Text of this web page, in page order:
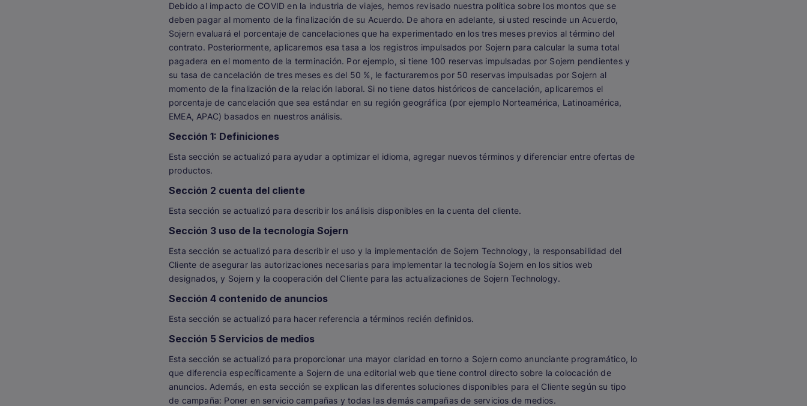
Debido al impacto de COVID en la industria de viajes, hemos revisado nuestra política sobre los montos que se
deben pagar al momento de la finalización de su Acuerdo. De ahora en adelante, si usted rescinde un Acuerdo,
Sojern evaluará el porcentaje de cancelaciones que ha experimentado en los tres meses previos al término del
contrato. Posteriormente, aplicaremos esa tasa a los registros impulsados por Sojern para calcular la suma total
pagadera en el momento de la terminación. Por ejemplo, si tiene 100 reservas impulsadas por Sojern pendientes y
su tasa de cancelación de tres meses es del 50 %, le facturaremos por 50 reservas impulsadas por Sojern al
momento de la finalización de la relación laboral. Si no tiene datos históricos de cancelación, aplicaremos el
porcentaje de cancelación que sea estándar en su región geográfica (por ejemplo Norteamérica, Latinoamérica,
EMEA, APAC) basados en nuestros análisis.
Sección 1: Definiciones
Esta sección se actualizó para ayudar a optimizar el idioma, agregar nuevos términos y diferenciar entre ofertas de
productos.
Sección 2 cuenta del cliente
Esta sección se actualizó para describir los análisis disponibles en la cuenta del cliente.
Sección 3 uso de la tecnología Sojern
Esta sección se actualizó para describir el uso y la implementación de Sojern Technology, la responsabilidad del
Cliente de asegurar las autorizaciones necesarias para implementar la tecnología Sojern en los sitios web
designados, y Sojern y la cooperación del Cliente para las actualizaciones de Sojern Technology.
Sección 4 contenido de anuncios
Esta sección se actualizó para hacer referencia a términos recién definidos.
Sección 5 Servicios de medios
Esta sección se actualizó para proporcionar una mayor claridad en torno a Sojern como anunciante programático, lo
que diferencia específicamente a Sojern de una editorial web que tiene control directo sobre la colocación de
anuncios. Además, en esta sección se explican las diferentes soluciones disponibles para el Cliente según su tipo
de campaña: Poner en servicio campañas y todas las demás campañas de servicios de medios.